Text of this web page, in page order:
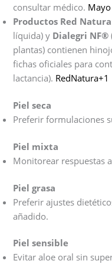
consultar médico.
Productos Red Natura
líquida) y Dialegri NF®
plantas) contienen
fichas oficiales para
lactancia). RedNatura+1
Piel seca
Preferir formulaciones
Piel mixta
Monitorear respuestas
Piel grasa
Preferir ajustes
añadido.
Piel sensible
Evitar aloe oral sin